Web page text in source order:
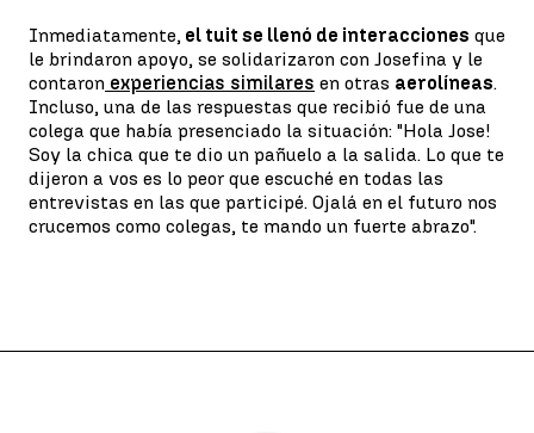
Inmediatamente, el tuit se llenó de interacciones que
le brindaron apoyo, se solidarizaron con Josefina y le
contaron experiencias similares en otras aerolíneas.
Incluso, una de las respuestas que recibió fue de una
colega que había presenciado la situación: "Hola Jose!
Soy la chica que te dio un pañuelo a la salida. Lo que te
dijeron a vos es lo peor que escuché en todas las
entrevistas en las que participé. Ojalá en el futuro nos
crucemos como colegas, te mando un fuerte abrazo".